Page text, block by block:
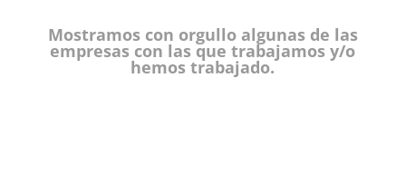
Mostramos con orgullo algunas de las
empresas con las que trabajamos y/o
hemos trabajado.